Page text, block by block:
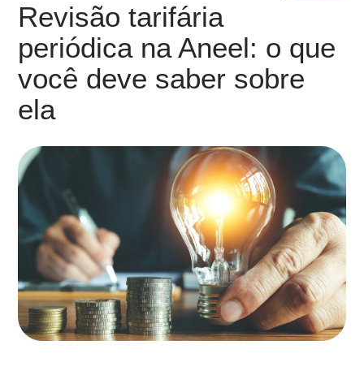
Revisão tarifária
periódica na Aneel: o que
você deve saber sobre
ela